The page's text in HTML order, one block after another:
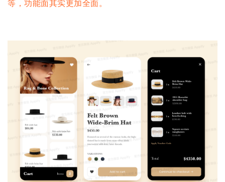
等，功能面其实更加全面。